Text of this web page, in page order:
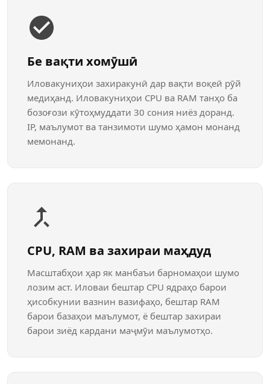
Бе вақти хомӯшӣ
Иловакуниҳои захиракунӣ дар вақти воқеӣ рӯй
медиҳанд. Иловакуниҳои CPU ва RAM танҳо ба
бозоғози кӯтоҳмуддати 30 сония ниёз доранд.
IP, маълумот ва танзимоти шумо ҳамон монанд
мемонанд.
CPU, RAM ва захираи маҳдуд
Масштабҳои ҳар як манбаъи барномаҳои шумо
лозим аст. Иловаи бештар CPU ядраҳо барои
ҳисобкунии вазнин вазифаҳо, бештар RAM
барои базаҳои маълумот, ё бештар захираи
барои зиёд кардани маҷмӯи маълумотҳо.